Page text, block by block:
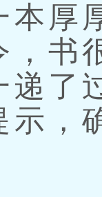
本厚
，书
递了
示，